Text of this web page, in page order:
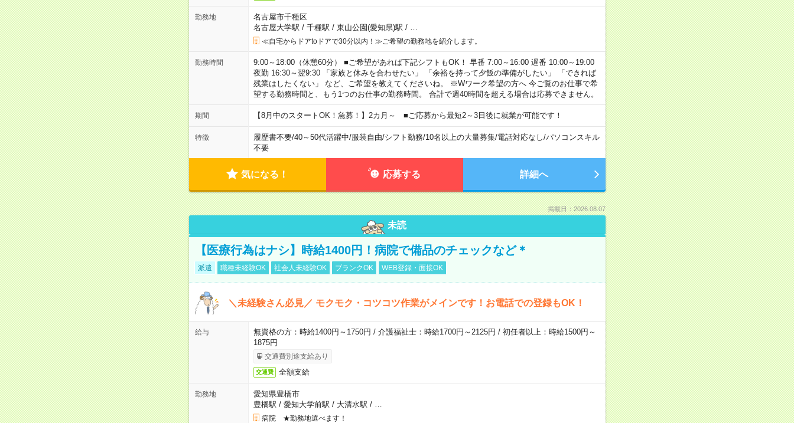
勤務地
名古屋市千種区
名古屋大学駅 / 千種駅 / 東山公園(愛知県)駅 /
≪自宅からドアtoドアで30分以内！≫ご希望の勤務地を紹介します。
勤務時間
9:00～18:00（休憩60分） ■ご希望があれば下記シフトもOK！ 早番 7:00～16:00 遅番 10:00～19:00
夜勤 16:30～翌9:30 「家族と休みを合わせたい」 「余裕を持って夕飯の準備がしたい」 「できれば
残業はしたくない」 など、ご希望を教えてくださいね。 ※Wワーク希望の方へ 今ご覧のお仕事で希
望する勤務時間と、もう1つのお仕事の勤務時間。 合計で週40時間を超える場合は応募できません。
期間 【8月中のスタートOK！急募！】2カ月～ ■ご応募から最短2～3日後に就業が可能です！
特徴 履歴書不要/40～50代活躍中/服装自由/シフト勤務/10名以上の大量募集/電話対応なし/パソコンスキル
不要
気になる！ 応募する 詳細へ
掲載日：2026.08.07
未読
【医療行為はナシ】時給1400円！病院で備品のチェックなど＊
派遣 職種未経験OK 社会人未経験OK ブランクOK WEB登録・面接OK
＼未経験さん必見／ モクモク・コツコツ作業がメインです！お電話での登録もOK！
給与
無資格の方：時給1400円～1750円 / 介護福祉士：時給1700円～2125円 / 初任者以上：時給1500円～
1875円
交通費別途支給あり
交通費 全額支給
勤務地
愛知県豊橋市
豊橋駅 / 愛知大学前駅 / 大清水駅 /
病院 ★勤務地選べます！